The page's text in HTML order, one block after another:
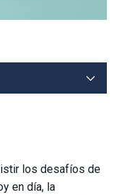
los desafíos de
en día, la